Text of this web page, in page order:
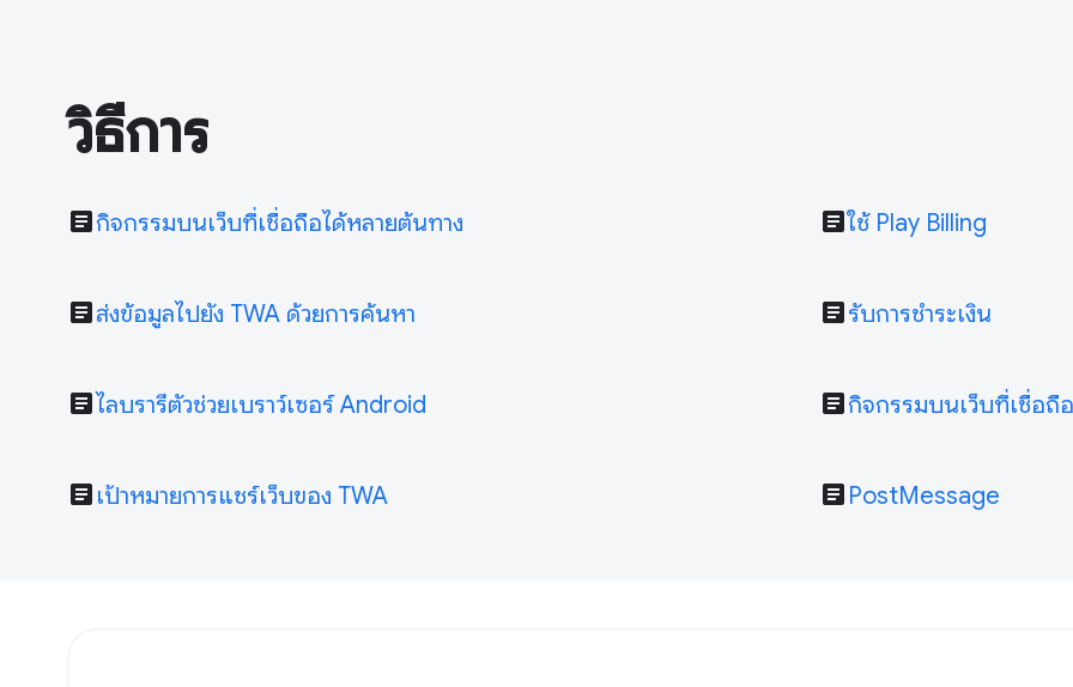
วิธีการ
articleกิจกรรมบนเว็บที่เชื่อถือได้หลายต้นทาง
articleส่งข้อมูลไปยัง TWA ด้วยการค้นหา
articleไลบรารีตัวช่วยเบราว์เซอร์ Android
article เป้าหมายการแชร์เว็บของ TWA
articleใช้ Play Billing
articleรับการชำระเงิน
articleกิจกรรมบนเว็บที่เชื่อถื
article PostMessage